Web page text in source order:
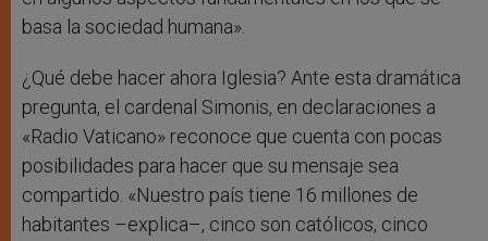
basa la sociedad humana».
¿Qué debe hacer ahora Iglesia? Ante esta dramática
pregunta, el cardenal Simonis, en declaraciones a
«Radio Vaticano» reconoce que cuenta con pocas
posibilidades para hacer que su mensaje sea
compartido. «Nuestro país tiene 16 millones de
habitantes –explica–, cinco son católicos, cinco